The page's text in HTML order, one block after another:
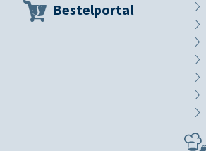
Bestelportal